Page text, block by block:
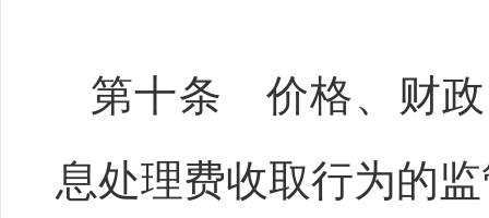
第十条 价格、财政
息处理费收取行为的